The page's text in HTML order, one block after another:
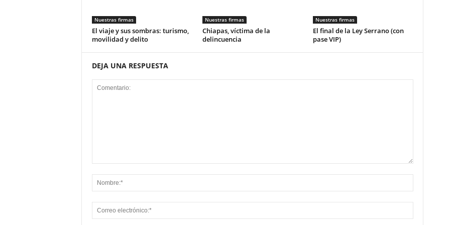
Nuestras firmas
El viaje y sus sombras: turismo,
movilidad y delito
Nuestras firmas
Chiapas, víctima de la
delincuencia
Nuestras firmas
El final de la Ley Serrano (con
pase VIP)
DEJA UNA RESPUESTA